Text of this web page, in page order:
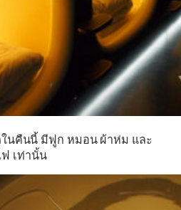
นคืนนี้ มีฟูก หมอน ผ้าห่ม และ
ฟ เท่านั้น